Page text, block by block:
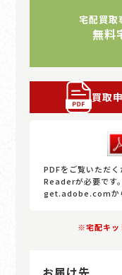
宅配買取
無料
買取
PDFをご覧いただ
Readerが必要です
get.adobe.comか
※宅配キッ